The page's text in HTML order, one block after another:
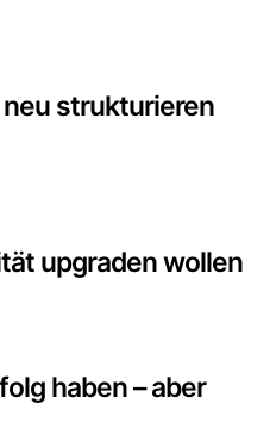
strukturieren
upgraden wollen
haben – aber